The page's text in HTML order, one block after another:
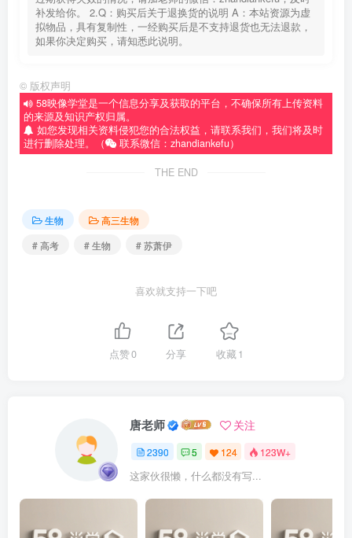
补发给你。 2.Q：购买后关于退换货的说明 A：本站资源为虚
拟物品，具有复制性，一经购买后是不支持退货也无法退款，
如果你决定购买，请知悉此说明。
© 版权声明
58映像学堂是一个信息分享及获取的平台，不确保所有上传资料
的来源及知识产权归属。
如您发现相关资料侵犯您的合法权益，请联系我们，我们将及时
进行删除处理。（
联系微信：zhandiankefu）
THE END
生物
高三生物
# 高考
# 生物 # 苏萧伊
喜欢就支持一下吧
点赞0 分享 收藏1
唐老师 关注
2390 5 124 123W+
这家伙很懒，什么都没有写...